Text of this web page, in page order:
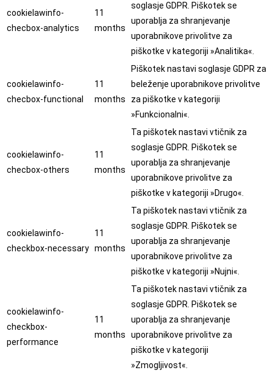
cookielawinfo-
checbox-analytics
11
months
soglasje GDPR. Piškotek se
uporablja za shranjevanje
uporabnikove privolitve za
piškotke v kategoriji »Analitika«.
cookielawinfo-
checbox-functional
11
months
Piškotek nastavi soglasje GDPR za
beleženje uporabnikove privolitve
za piškotke v kategoriji
»Funkcionalni«.
cookielawinfo-
checbox-others
11
months
Ta piškotek nastavi vtičnik za
soglasje GDPR. Piškotek se
uporablja za shranjevanje
uporabnikove privolitve za
piškotke v kategoriji »Drugo«.
cookielawinfo-
checkbox-necessary
11
months
Ta piškotek nastavi vtičnik za
soglasje GDPR. Piškotek se
uporablja za shranjevanje
uporabnikove privolitve za
piškotke v kategoriji »Nujni«.
cookielawinfo-
checkbox-
performance
11
months
Ta piškotek nastavi vtičnik za
soglasje GDPR. Piškotek se
uporablja za shranjevanje
uporabnikove privolitve za
piškotke v kategoriji
»Zmogljivost«.